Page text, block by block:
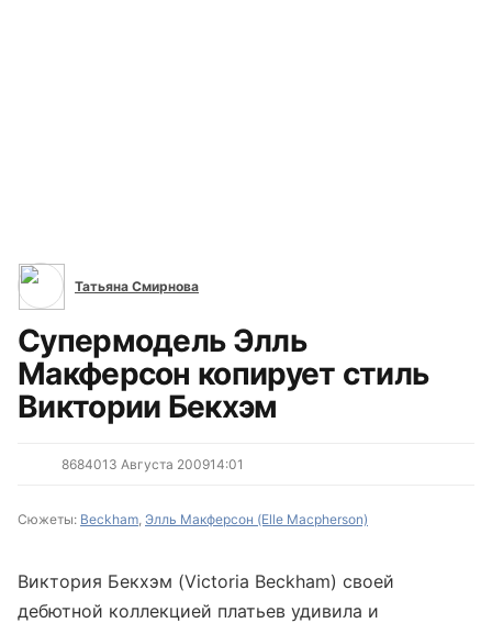
Татьяна Смирнова
Супермодель Элль
Макферсон копирует стиль
Виктории Бекхэм
8684013 Августа 200914:01
Сюжеты: Beckham, Элль Макферсон (Elle Macpherson)
Виктория Бекхэм (Victoria Beckham) своей
дебютной коллекцией платьев удивила и